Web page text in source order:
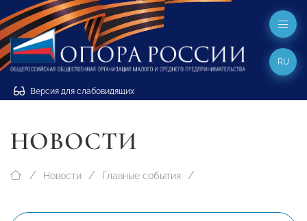
Версия для слабовидящих
RU
НОВОСТИ
Новости Главные события